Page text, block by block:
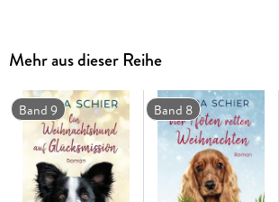
Ruprecht, der quirlige Jack Russell Terrier,
nicht nur für ordentlich Tumult im Hause
auch ein lang gehütetes Geheimnis ans
Tessas Gefühlswelt ziemlich durcheinander.
Mehr aus dieser Reihe
Band 9 Band 8